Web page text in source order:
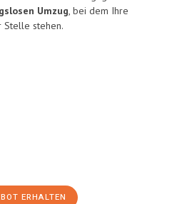
Umzug, bei dem Ihre
Stelle stehen.
ERHALTEN